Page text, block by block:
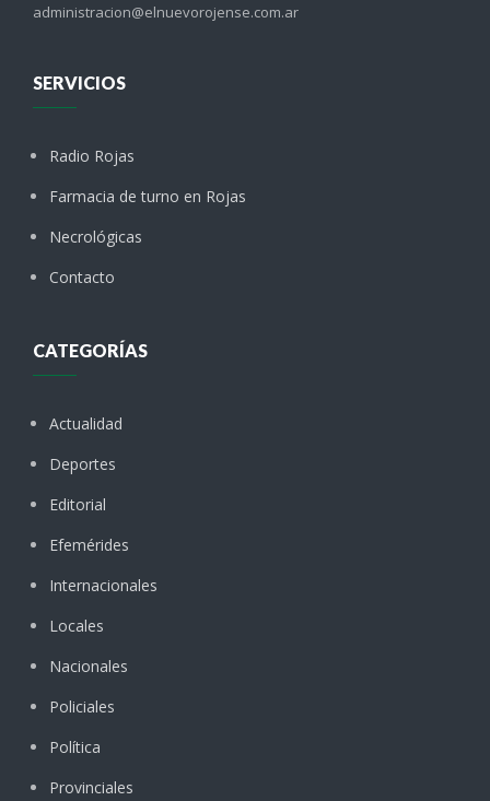
administracion@elnuevorojense.com.ar
SERVICIOS
Radio Rojas
Farmacia de turno en Rojas
Necrológicas
Contacto
CATEGORÍAS
Actualidad
Deportes
Editorial
Efemérides
Internacionales
Locales
Nacionales
Policiales
Política
Provinciales